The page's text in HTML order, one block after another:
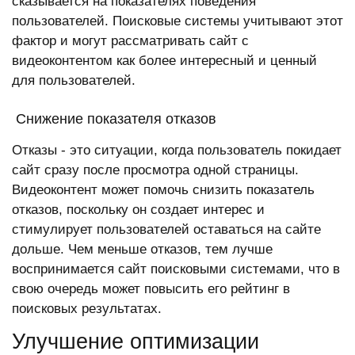
пользователей. Поисковые системы учитывают этот
фактор и могут рассматривать сайт с
видеоконтентом как более интересный и ценный
для пользователей.
Снижение показателя отказов
Отказы - это ситуации, когда пользователь покидает
сайт сразу после просмотра одной страницы.
Видеоконтент может помочь снизить показатель
отказов, поскольку он создает интерес и
стимулирует пользователей оставаться на сайте
дольше. Чем меньше отказов, тем лучше
воспринимается сайт поисковыми системами, что в
свою очередь может повысить его рейтинг в
поисковых результатах.
Улучшение оптимизации